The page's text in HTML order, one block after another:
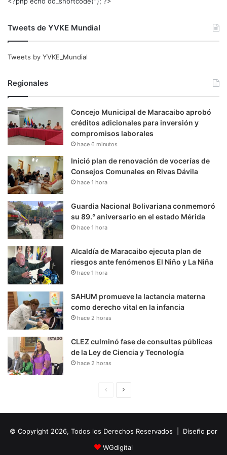
Tweets de YVKE Mundial
Tweets by YVKE_Mundial
Regionales
Concejo Municipal de Maracaibo aprobó
créditos adicionales para inversión y
compromisos laborales
hace 6 minutos
Inició plan de renovación de vocerías de
Consejos Comunales en Rivas Dávila
hace 1 hora
Guardia Nacional Bolivariana conmemoró
su 89.° aniversario en el estado Mérida
hace 1 hora
Alcaldía de Maracaibo ejecuta plan de
riesgos ante fenómenos El Niño y La Niña
hace 1 hora
SAHUM promueve la lactancia materna
como derecho vital en la infancia
hace 2 horas
CLEZ culminó fase de consultas públicas
de la Ley de Ciencia y Tecnología
hace 2 horas
i
n
u
i
© Copyright 2026, Todos los Derechos Reservados | Diseño por
WGdigital